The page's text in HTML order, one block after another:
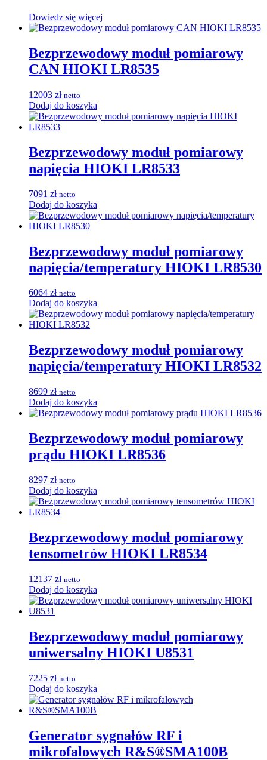
Dowiedz się więcej
Bezprzewodowy moduł pomiarowy
CAN HIOKI LR8535
12003 zł netto
Dodaj do koszyka
Bezprzewodowy moduł pomiarowy
napięcia HIOKI LR8533
7091 zł netto
Dodaj do koszyka
Bezprzewodowy moduł pomiarowy
napięcia/temperatury HIOKI LR8530
6064 zł netto
Dodaj do koszyka
Bezprzewodowy moduł pomiarowy
napięcia/temperatury HIOKI LR8532
8699 zł netto
Dodaj do koszyka
Bezprzewodowy moduł pomiarowy
prądu HIOKI LR8536
8297 zł netto
Dodaj do koszyka
Bezprzewodowy moduł pomiarowy
tensometrów HIOKI LR8534
12137 zł netto
Dodaj do koszyka
Bezprzewodowy moduł pomiarowy
uniwersalny HIOKI U8531
7225 zł netto
Dodaj do koszyka
Generator sygnałów RF i
mikrofalowych R&S®SMA100B